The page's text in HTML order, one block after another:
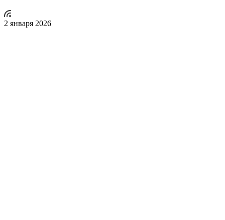
2 января 2026